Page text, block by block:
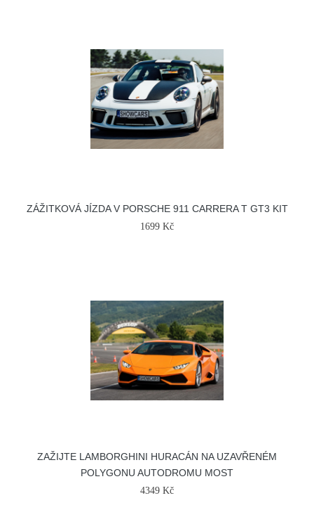
ZÁŽITKOVÁ JÍZDA V PORSCHE 911 CARRERA T GT3 KIT
1699 Kč
ZAŽIJTE LAMBORGHINI HURACÁN NA UZAVŘENÉM
POLYGONU AUTODROMU MOST
4349 Kč